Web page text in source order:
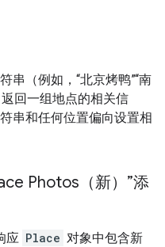
串（例如，“北京烤鸭”“南
回一组地点的相关信
串和任何位置偏向设置相
Photos（新）”添
应 Place 对象中包含新